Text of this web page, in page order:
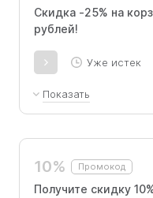
Скидка -25% на
рублей!
Уже истек
Показать
скидку 25% при
10% Промокод
Получите скидку